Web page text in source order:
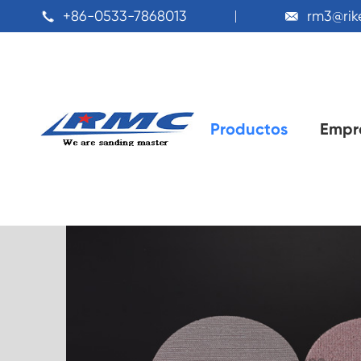
 +86-0533-7868013 
Productos
Hogar Productos